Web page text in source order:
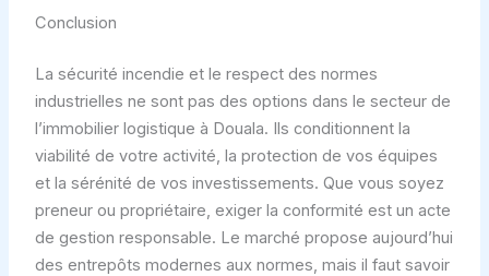
Conclusion
La sécurité incendie et le respect des normes
industrielles ne sont pas des options dans le secteur de
l’immobilier logistique à Douala. Ils conditionnent la
viabilité de votre activité, la protection de vos équipes
et la sérénité de vos investissements. Que vous soyez
preneur ou propriétaire, exiger la conformité est un acte
de gestion responsable. Le marché propose aujourd’hui
des entrepôts modernes aux normes, mais il faut savoir